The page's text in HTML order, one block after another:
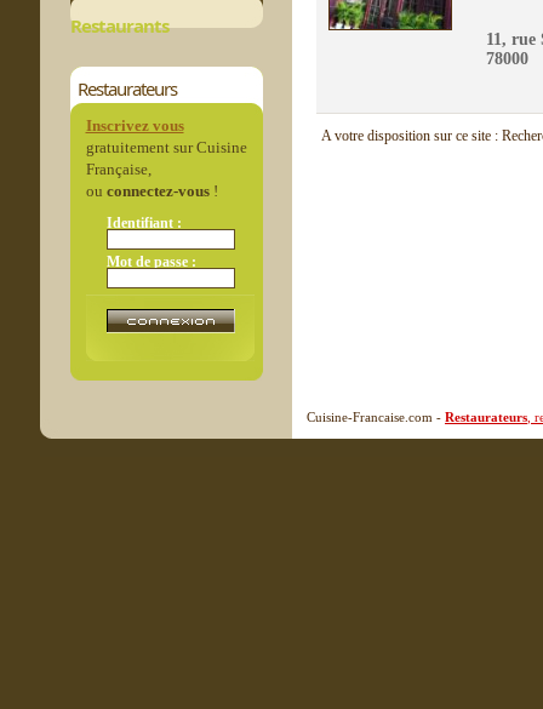
Restaurants
Restaurateurs
Inscrivez vous
gratuitement sur Cuisine
Française,
ou connectez-vous!
Identifiant :
Mot de passe :
11, rue
78000
A votre disposition sur ce site :
Cuisine-Francaise.com - Restaurateurs ,